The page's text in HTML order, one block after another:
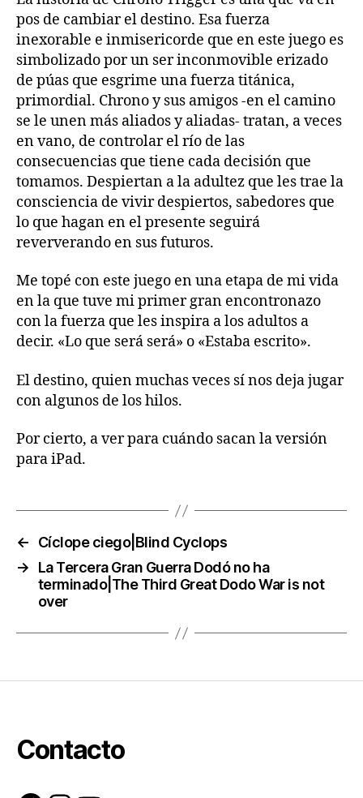
pos de cambiar el destino. Esa fuerza
inexorable e inmisericorde que en este juego es
simbolizado por un ser inconmovible erizado
de púas que esgrime una fuerza titánica,
primordial. Chrono y sus amigos -en el camino
se le unen más aliados y aliadas- tratan, a veces
en vano, de controlar el río de las
consecuencias que tiene cada decisión que
tomamos. Despiertan a la adultez que les trae la
consciencia de vivir despiertos, sabedores que
lo que hagan en el presente seguirá
reververando en sus futuros.
Me topé con este juego en una etapa de mi vida
en la que tuve mi primer gran encontronazo
con la fuerza que les inspira a los adultos a
decir. «Lo que será será» o «Estaba escrito».
El destino, quien muchas veces sí nos deja jugar
con algunos de los hilos.
Por cierto, a ver para cuándo sacan la versión
para iPad.
←
Cíclope ciego|Blind Cyclops
→
La Tercera Gran Guerra Dodó no ha
terminado|The Third Great Dodo War is not
over
Contacto